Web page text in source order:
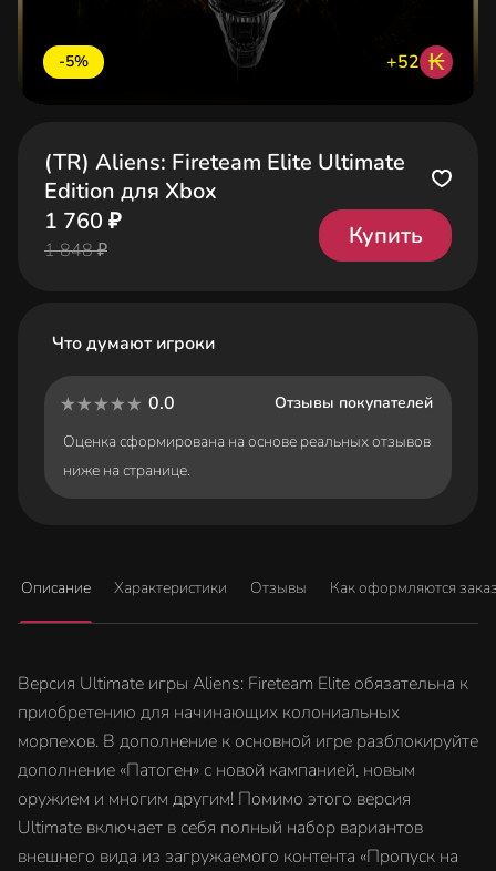
-5% +52 ₭
(TR) Aliens: Fireteam Elite Ultimate
Edition для Xbox
1 760 ₽
1 848 ₽
Купить
Что думают игроки
0.0
Отзывы покупателей
Оценка сформирована на основе реальных отзывов
ниже на странице.
Описание Характеристики Отзывы Как оформляются
Версия Ultimate игры Aliens: Fireteam Elite обязательна к
приобретению для начинающих колониальных
морпехов. В дополнение к основной игре разблокируйте
дополнение «Патоген» с новой кампанией, новым
оружием и многим другим! Помимо этого версия
Ultimate включает в себя полный набор вариантов
внешнего вида из загружаемого контента «Пропуск на